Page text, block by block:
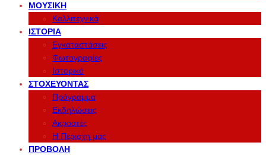
ΜΟΥΣΙΚΉ
Καλλιτεχνικά
ΙΣΤΟΡΊΑ
Εγκαταστάσεις
Φωτογραφίες
Ιστορικό
ΣΤΟΧΕΎΟΝΤΑΣ
Πρόγραμμα
Εκδηλώσεις
Ακροατές
Η Περιοχη μας
ΠΡΟΒΟΛΉ